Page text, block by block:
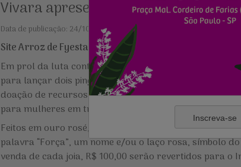
Vivara apresenta personalização de
Data de publicação: 24/10/2020
Site Arroz de Fyesta– 23/10/2020
Em prol da luta contra o câncer de mama, a Vivara se
para lançar dois pingentes personalizáveis com a
doação de recursos financeiros para o projeto, que
para mulheres em tratamento oncológico.
Feitos em ouro rosé, os dois pingentes em tamanhos
palavra “Força”, um nome e/ou o laço rosa, símbolo
venda de cada joia, R$ 100,00 serão revertidos para o
Inscreva-se